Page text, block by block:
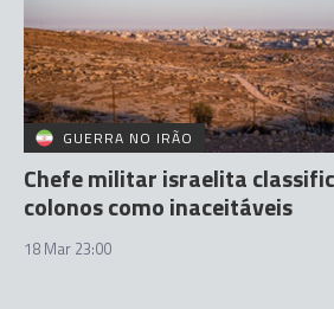
GUERRA NO IRÃO
Chefe militar israelita
colonos como inaceitáveis
18 Mar 23:00